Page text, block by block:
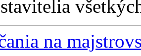
na